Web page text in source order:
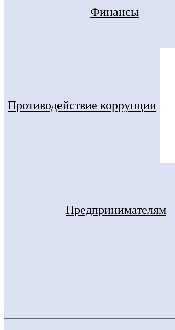
Финансы
Противодействие коррупции
Предпринимателям